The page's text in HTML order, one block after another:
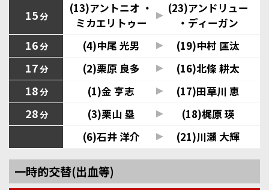
15分
(13)アントニオ ・
ミカエリトゥー
(23)アンドリュー
・ディーガン
16分 (4)中尾 光男 (19)中村 匡汰
17分 (2)栗原 良多 (16)北條 耕太
18分 (1)金 亨志 (17)田草川 恵
28分 (3)栗山 塁
(18)梶原 瑛
(6)石井 洋介
(21)川瀬 大輝
一時的交替(出血等)